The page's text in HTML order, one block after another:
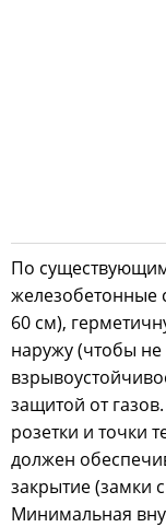
По
железобетонные
60 см),
наружу (чтобы
защитой от
розетки и точки
должен
закрытие (замки
Минимальная